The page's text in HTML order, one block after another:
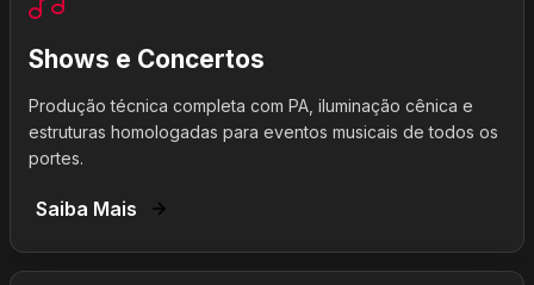
Shows e Concertos
Produção técnica completa com PA, iluminação cênica e
estruturas homologadas para eventos musicais de todos os
portes.
Saiba Mais